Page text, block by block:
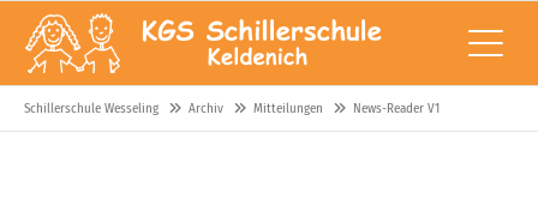
Schillerschule Wesseling Archiv Mitteilungen News-Reader V1